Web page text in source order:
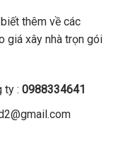
thêm về các
giá xây nhà trọn gói
ty : 0988334641